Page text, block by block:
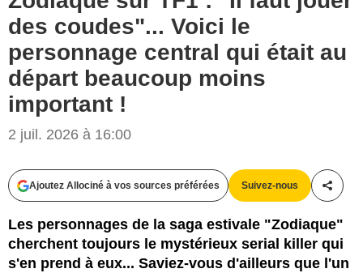
des coudes"... Voici le
personnage central qui était au
départ beaucoup moins
important !
2 juil. 2026 à 16:00
Ajoutez Allociné à vos sources préférées Suivez-nous
Les personnages de la saga estivale "Zodiaque"
cherchent toujours le mystérieux serial killer qui
s'en prend à eux... Saviez-vous d'ailleurs que l'un